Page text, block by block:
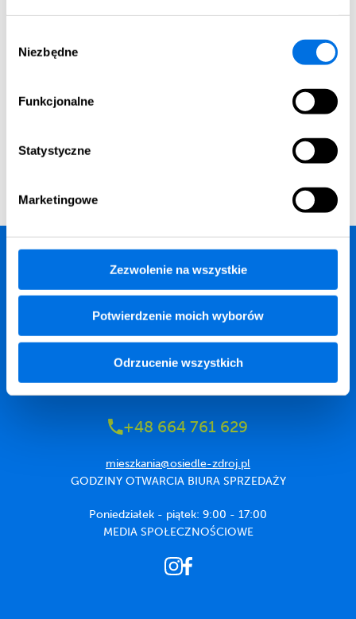
zgody
Niezbędne
Funkcjonalne
Statystyczne
Marketingowe
Zezwolenie na wszystkie
Potwierdzenie moich wyborów
Odrzucenie wszystkich
461 601,00 zł
Historia zmian cen
Parkingi i komórki lokatorskie
Prospekt informacyjny, budynek A – część ogólna.
+48 664 761 629
mieszkania@osiedle-zdroj.pl
GODZINY OTWARCIA BIURA SPRZEDAŻY
Poniedziałek - piątek: 9:00 - 17:00
MEDIA SPOŁECZNOŚCIOWE